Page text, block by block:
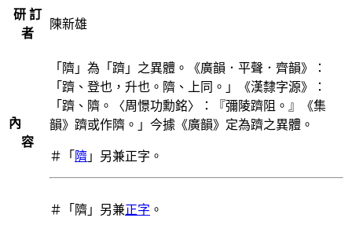
研 訂
者
陳新雄
內
容
「隮」為「躋」之異體。《廣韻．平聲．齊韻》：
「躋、登也，升也。隮、上同。」《漢隸字源》：
「躋、隮。〈周憬功勳銘〉：『彌陵躋阻。』《集
韻》躋或作隮。」今據《廣韻》定為躋之異體。
＃「 隮 」另兼正字。
＃「隮」另兼正字 。